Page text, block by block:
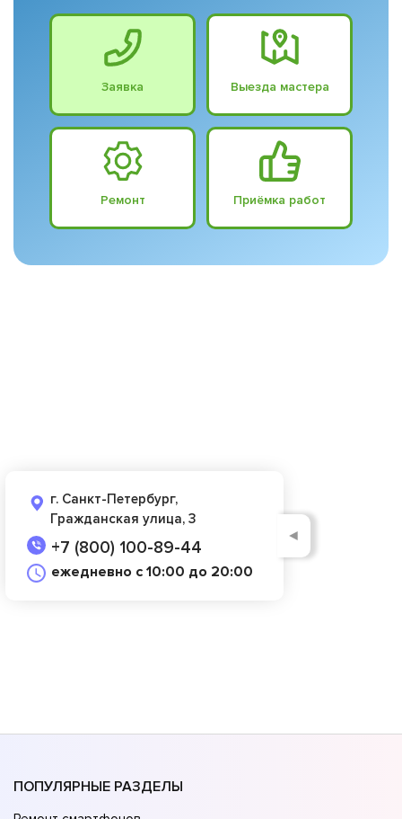
Заявка Выезда мастера
Ремонт Приёмка работ
г. Санкт-Петербург,
Гражданская улица, 3
+7 (800) 100-89-44
ежедневно с 10:00 до 20:00
◄
ПОПУЛЯРНЫЕ РАЗДЕЛЫ